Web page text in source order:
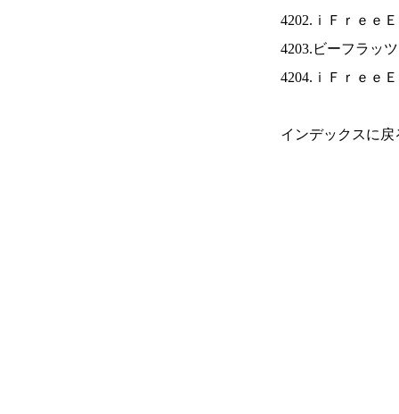
4202.ｉＦｒｅｅ
4203.ビーフラッ
4204.ｉＦｒｅｅ
インデックスに戻